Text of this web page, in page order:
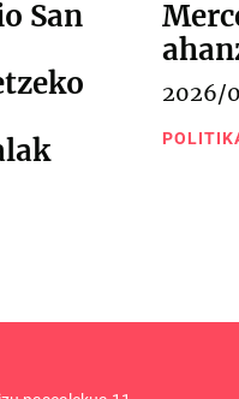
San
2026/